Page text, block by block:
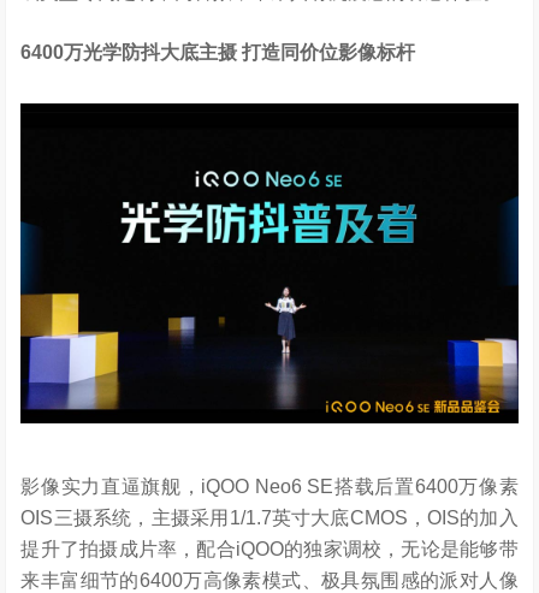
6400万光学防抖大底主摄 打造同价位影像标杆
影像实力直逼旗舰，iQOO Neo6 SE搭载后置6400万像素
OIS三摄系统，主摄采用1/1.7英寸大底CMOS，OIS的加入
提升了拍摄成片率，配合iQOO的独家调校，无论是能够带
来丰富细节的6400万高像素模式、极具氛围感的派对人像